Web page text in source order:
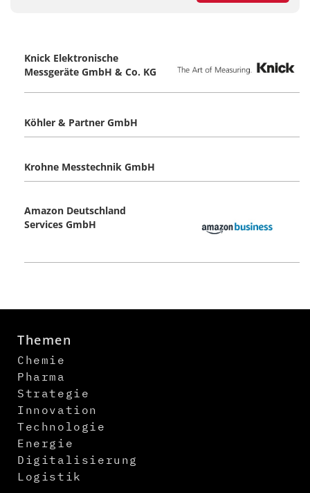
Knick Elektronische
Messgeräte GmbH & Co. KG
Köhler & Partner GmbH
Krohne Messtechnik GmbH
Amazon Deutschland
Services GmbH
Themen
Chemie
Pharma
Strategie
Innovation
Technologie
Energie
Digitalisierung
Logistik